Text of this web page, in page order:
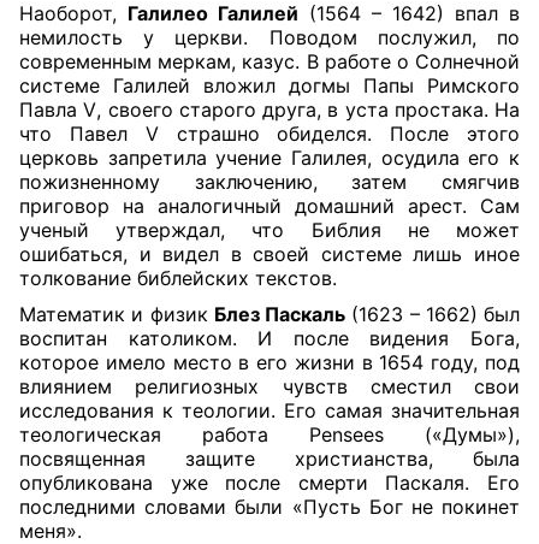
Наоборот, Галилео Галилей (1564 – 1642) впал в
немилость у церкви. Поводом послужил, по
современным меркам, казус. В работе о Солнечной
системе Галилей вложил догмы Папы Римского
ПавлаV, своего старого друга, в уста простака. На
что Павел Vстрашно обиделся. После этого
церковь запретила учение Галилея, осудила его к
пожизненному заключению, затем смягчив
приговор на аналогичный домашний арест. Сам
ученый утверждал, что Библия не может
ошибаться, и видел в своей системе лишь иное
толкование библейских текстов.
Математик и физик Блез Паскаль (1623 – 1662) был
воспитан католиком. И после видения Бога,
которое имело место в его жизни в 1654 году, под
влиянием религиозных чувств сместил свои
исследования к теологии. Его самая значительная
теологическая работа Pensees
(«Думы»),
посвященная защите христианства, была
опубликована уже после смерти Паскаля. Его
последними словами были «Пусть Бог не покинет
меня».